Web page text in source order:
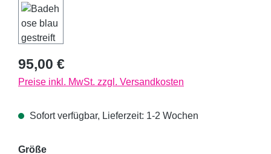
Regulärer Preis:
95,00 €
Preise inkl. MwSt. zzgl. Versandkosten
Sofort verfügbar, Lieferzeit: 1-2 Wochen
Größeauswählen